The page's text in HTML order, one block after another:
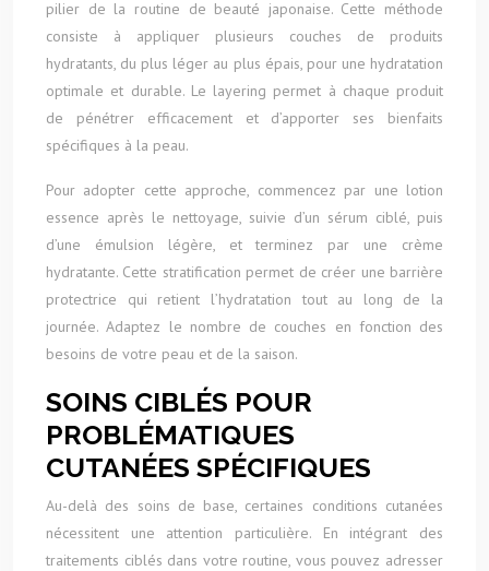
pilier de la routine de beauté japonaise. Cette méthode
consiste à appliquer plusieurs couches de produits
hydratants, du plus léger au plus épais, pour une hydratation
optimale et durable. Le layering permet à chaque produit
de pénétrer efficacement et d’apporter ses bienfaits
spécifiques à la peau.
Pour adopter cette approche, commencez par une lotion
essence après le nettoyage, suivie d’un sérum ciblé, puis
d’une émulsion légère, et terminez par une crème
hydratante. Cette stratification permet de créer une barrière
protectrice qui retient l’hydratation tout au long de la
journée. Adaptez le nombre de couches en fonction des
besoins de votre peau et de la saison.
SOINS CIBLÉS POUR
PROBLÉMATIQUES
CUTANÉES SPÉCIFIQUES
Au-delà des soins de base, certaines conditions cutanées
nécessitent une attention particulière. En intégrant des
traitements ciblés dans votre routine, vous pouvez adresser